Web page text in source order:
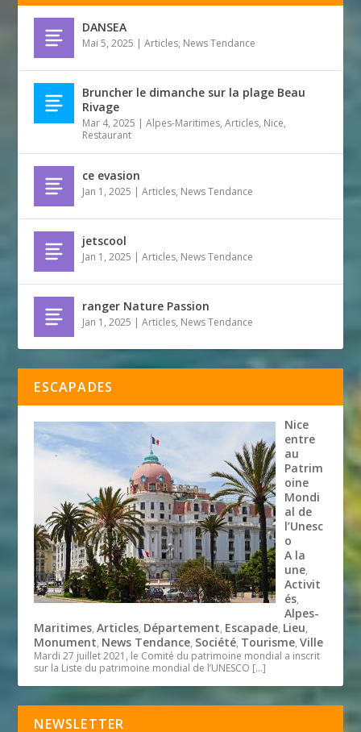
DANSEA
Mai 5, 2025 |Articles, News Tendance
Bruncher le dimanche sur la plage Beau
Rivage
Mar 4, 2025 |Alpes-Maritimes,Articles, Nice,
Restaurant
ce evasion
Jan 1, 2025 |Articles, News Tendance
jetscool
Jan 1, 2025 |Articles, News Tendance
ranger Nature Passion
Jan 1, 2025 |Articles, News Tendance
ESCAPADES
Nice
entre
au
Patrim
oine
Mondi
al de
l’Unesc
o
A la
une,
Activit
és,
Alpes-
Maritimes,Articles, Département, Escapade, Lieu,
Monument, News Tendance, Société, Tourisme,Ville
Mardi 27 juillet 2021, le Comité du patrimoine mondial a inscrit
sur la Liste du patrimoine mondial de l’UNESCO […]
NEWSLETTER